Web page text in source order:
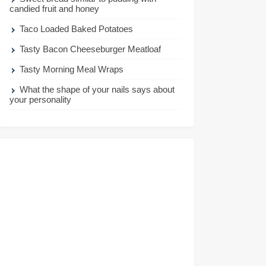
candied fruit and honey
Taco Loaded Baked Potatoes
Tasty Bacon Cheeseburger Meatloaf
Tasty Morning Meal Wraps
What the shape of your nails says about
your personality